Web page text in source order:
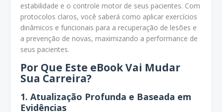
estabilidade e o controle motor de seus pacientes. Com
protocolos claros, você saberá como aplicar exercícios
dinâmicos e funcionais para a recuperação de lesões e
a prevenção de novas, maximizando a performance de
seus pacientes.
Por Que Este eBook Vai Mudar
Sua Carreira?
1. Atualização Profunda e Baseada em
Evidências